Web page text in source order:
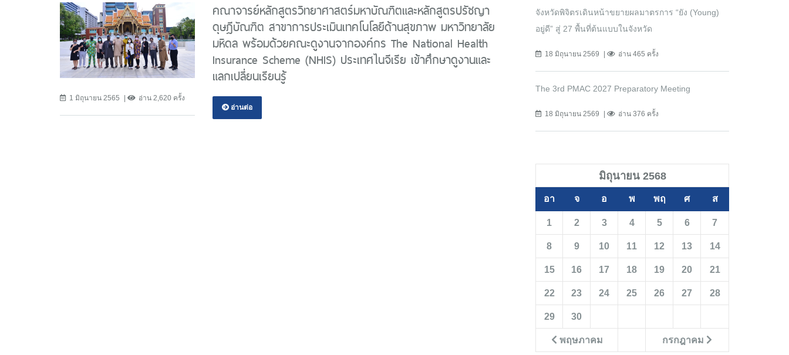
1 มิถุนายน 2565 อ่าน 2,620 ครั้ง
คณาจารย์หลักสูตรวิทยาศาสตร์มหาบัณฑิตและหลักสูตรปรัชญา
ดุษฎีบัณฑิต สาขาการประเมินเทคโนโลยีด้านสุขภาพ มหาวิทยาลัย
มหิดล พร้อมด้วยคณะดูงานจากองค์กร The National Health
Insurance Scheme (NHIS) ประเทศไนจีเรีย เข้าศึกษาดูงานและ
แลกเปลี่ยนเรียนรู้
อ่านต่อ
จังหวัดพิจิตรเดินหน้าขยายผลมาตรการ “ยัง (Young)
อยู่ดี” สู่ 27 พื้นที่ต้นแบบในจังหวัด
18 มิถุนายน 2569 อ่าน 465 ครั้ง
The 3rd PMAC 2027 Preparatory Meeting
18 มิถุนายน 2569 อ่าน 376 ครั้ง
มิถุนายน 2568
อา จ อ พ พฤ ศ ส
พฤษภาคม กรกฎาคม
1 2 3 4 5 6 7
8 9 10 11 12 13 14
15 16 17 18 19 20 21
22 23 24 25 26 27 28
29 30